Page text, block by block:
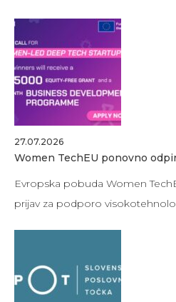
27.07.2026
Women TechEU ponovno
Evropska pobuda Women
prijav za podporo